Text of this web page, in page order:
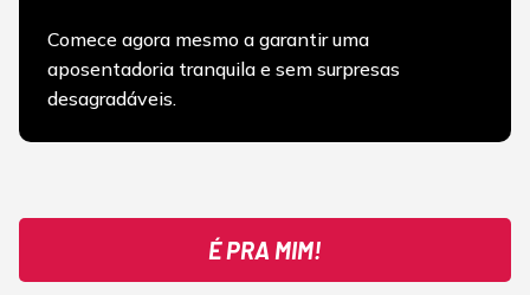
Comece agora mesmo a garantir uma
aposentadoria tranquila e sem surpresas
desagradáveis.
É PRA MIM!